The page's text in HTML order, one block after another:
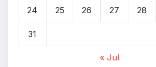
24 25 26 27 28
31
« Jul